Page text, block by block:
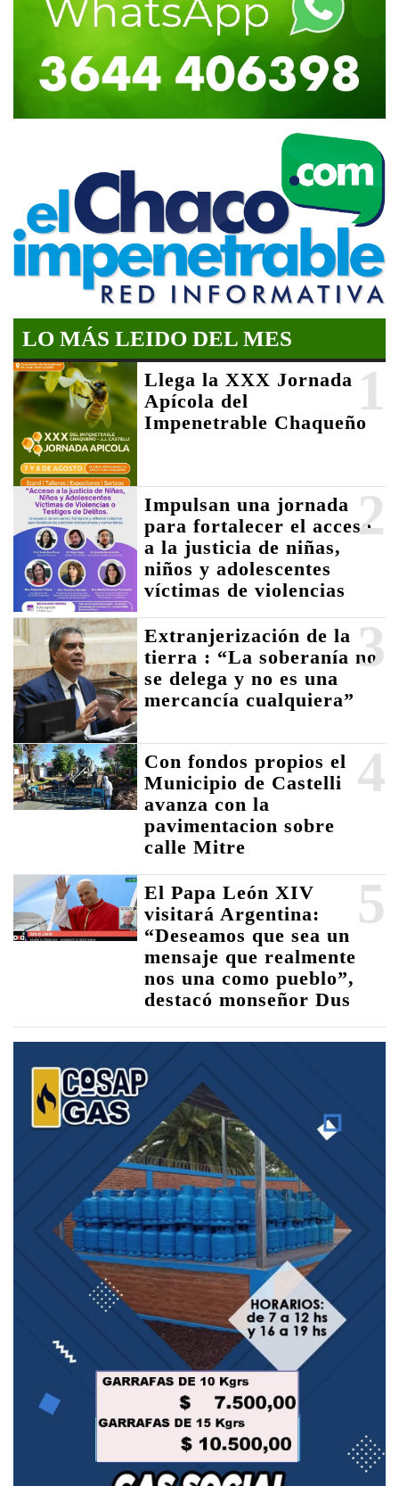
LO MÁS LEIDO DEL MES
1
Llega la XXX Jornada
Apícola del
Impenetrable Chaqueño
2
Impulsan una jornada
para fortalecer el acceso
a la justicia de niñas,
niños y adolescentes
víctimas de violencias
3
Extranjerización de la
tierra : “La soberanía no
se delega y no es una
mercancía cualquiera”
4
Con fondos propios el
Municipio de Castelli
avanza con la
pavimentacion sobre
calle Mitre
5
El Papa León XIV
visitará Argentina:
“Deseamos que sea un
mensaje que realmente
nos una como pueblo”,
destacó monseñor Dus